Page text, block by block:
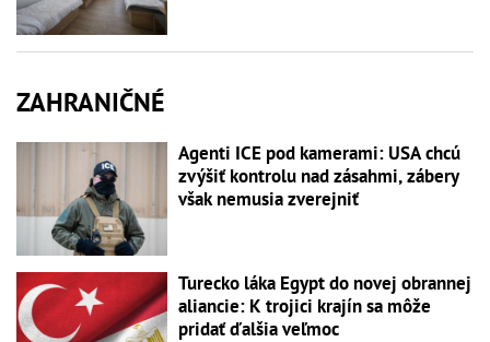
ZAHRANIČNÉ
Agenti ICE pod kamerami: USA chcú
zvýšiť kontrolu nad zásahmi, zábery
však nemusia zverejniť
Turecko láka Egypt do novej obrannej
aliancie: K trojici krajín sa môže
pridať ďalšia veľmoc